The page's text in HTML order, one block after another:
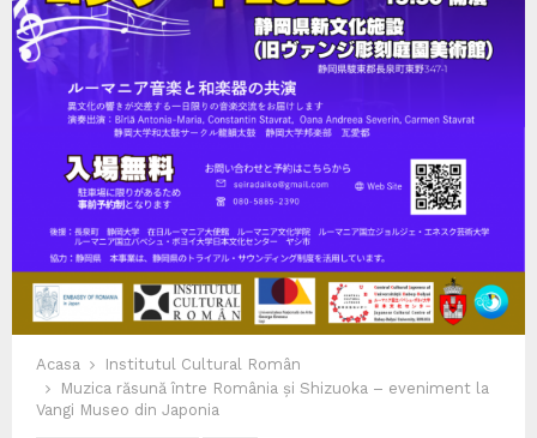
Acasa
Institutul Cultural Român
Muzica răsună între România și Shizuoka – eveniment la
Vangi Museo din Japonia